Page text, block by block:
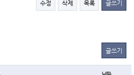
수정 삭제 목록 글쓰기
글쓰기